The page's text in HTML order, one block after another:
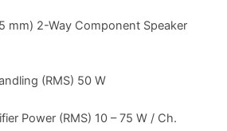
mm) 2-Way Component Speaker
(RMS) 50 W
Power (RMS) 10 – 75 W / Ch.